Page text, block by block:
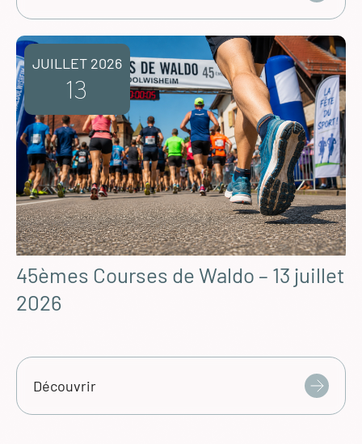
JUILLET 2026
13
45èmes Courses de Waldo – 13 juillet
2026
Découvrir